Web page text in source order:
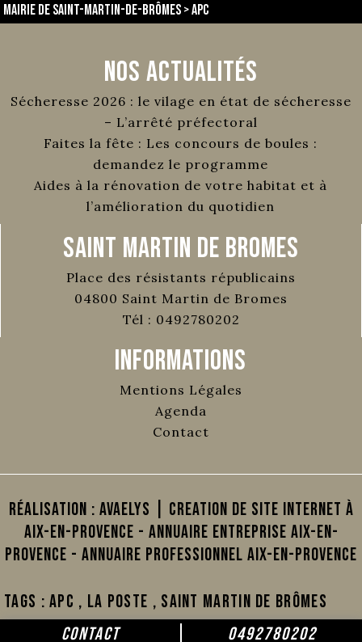
CONTACT 0492780202
Mairie de Saint-Martin-de-Brômes>APC
Nos Actualités
Sécheresse 2026 : le vilage en état de sécheresse
– L’arrêté préfectoral
Faites la fête : Les concours de boules :
demandez le programme
Aides à la rénovation de votre habitat et à
l’amélioration du quotidien
Saint Martin de Bromes
Place des résistants républicains
04800 Saint Martin de Bromes
Tél : 0492780202
Informations
Mentions Légales
Agenda
Contact
Réalisation : AVAELYS | Creation de site internet à
Aix-en-Provence - Annuaire Entreprise Aix-en-
Provence - Annuaire Professionnel Aix-en-Provence
Tags :APC , La poste , Saint Martin de Brômes